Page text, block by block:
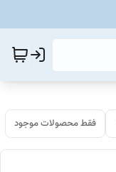
فقط محصولات موجود